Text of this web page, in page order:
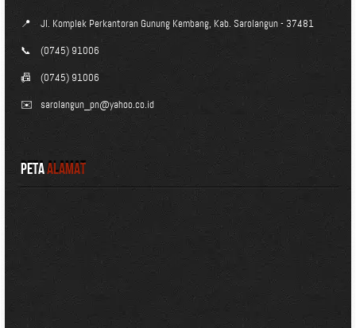
📍
Jl. Komplek Perkantoran Gunung Kembang, Kab. Sarolangun - 37481
📞
(0745) 91006
📠
(0745) 91006
✉️
sarolangun_pn@yahoo.co.id
PetaAlamat